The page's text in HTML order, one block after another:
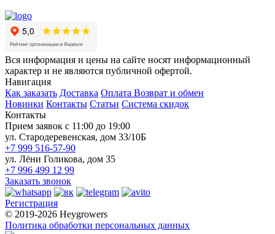
Вся информация и цены на сайте носят информационный
характер и не являются публичной офертой.
Навигация
Как заказать Доставка Оплата Возврат и обмен
Новинки Контакты Статьи Система скидок
Контакты
Прием заявок с 11:00 до 19:00
ул. Стародеревенская, дом 33/10Б
+7 999 516-57-90
ул. Лёни Голикова, дом 35
+7 996 499 12 99
Заказать звонок
Регистрация
© 2019-2026 Heygrowers
Политика обработки персональных данных